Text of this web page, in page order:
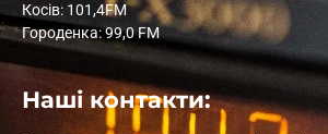
Косів: 101,4FM
Городенка: 99,0 FM
Наші контакти: